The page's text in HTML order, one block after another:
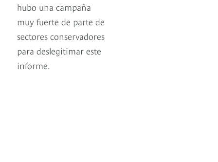
hubo una campaña
muy fuerte de parte de
sectores conservadores
para deslegitimar este
informe.